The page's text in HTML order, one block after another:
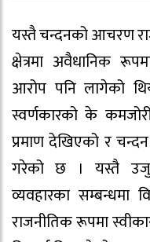
यस्तै चन्दनको आचरण
क्षेत्रमा अवैधानिक
आरोप पनि लागेको
स्वर्णकारको के
प्रमाण देखिएको र
गरेको छ । यस्तै
व्यवहारका
राजनीतिक रूपमा